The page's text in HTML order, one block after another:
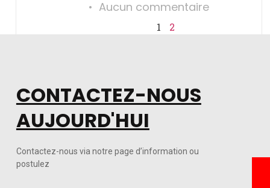
Aucun commentaire
1 2
CONTACTEZ-NOUS
AUJOURD'HUI
Contactez-nous via notre page d’information ou
postulez